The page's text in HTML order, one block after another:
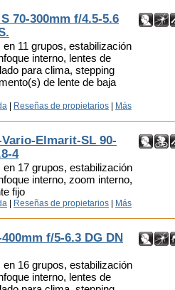
70-300mm f/4.5-5.6
en 11 grupos, estabilización
interno, lentes de
para clima, stepping
de lente de baja
Reseñas de propietarios
Más
Vario-Elmarit-SL 90-
4
en 17 grupos, estabilización
interno, zoom interno,
fijo
Reseñas de propietarios
Más
f/5-6.3 DG DN
en 16 grupos, estabilización
interno, lentes de